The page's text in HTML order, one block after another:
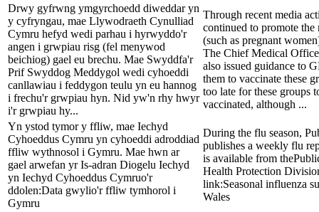
Drwy gyfrwng ymgyrchoedd diweddar yn
y cyfryngau, mae Llywodraeth Cynulliad
Cymru hefyd wedi parhau i hyrwyddo'r
angen i grwpiau risg (fel menywod
beichiog) gael eu brechu. Mae Swyddfa'r
Prif Swyddog Meddygol wedi cyhoeddi
canllawiau i feddygon teulu yn eu hannog
i frechu'r grwpiau hyn. Nid yw'n rhy hwyr
i'r grwpiau hy...
Through recent media
continued to promote the
(such as pregnant
The Chief Medical
also issued guidance to
them to vaccinate these
too late for these groups
vaccinated, although ...
Yn ystod tymor y ffliw, mae Iechyd
Cyhoeddus Cymru yn cyhoeddi adroddiad
ffliw wythnosol i Gymru. Mae hwn ar
gael arwefan yr Is-adran Diogelu Iechyd
yn Iechyd Cyhoeddus Cymruo'r
ddolen:Data gwylio'r ffliw tymhorol i
Gymru
During the flu season,
publishes a weekly flu
is available from
Health Protection
link:Seasonal influenza
Wales